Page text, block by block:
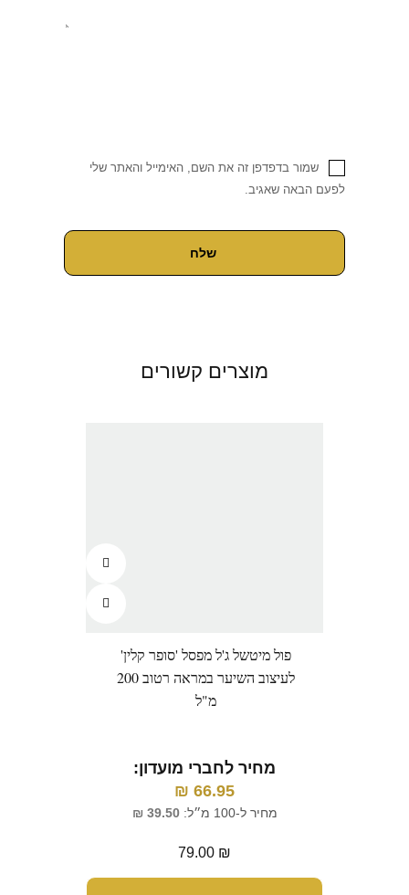
שמור בדפדפן זה את השם, האימייל והאתר שלי
לפעם הבאה שאגיב.
מוצרים קשורים
פול מיטשל ג'ל מפסל 'סופר קלין'
לעיצוב השיער במראה רטוב 200
מ"ל
מחיר לחברי מועדון:
66.95
₪
מחיר ל-100 מ״ל: 39.50
₪
79.00 ₪